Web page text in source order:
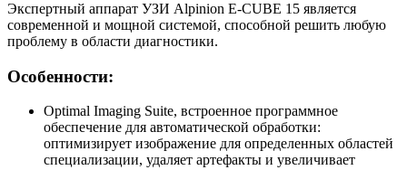
Экспертный аппарат УЗИ Alpinion E-CUBE 15 является
современной и мощной системой, способной решить любую
проблему в области диагностики.
Особенности:
Optimal Imaging Suite, встроенное программное
обеспечение для автоматической обработки:
оптимизирует изображение для определенных областей
специализации, удаляет артефакты и увеличивает